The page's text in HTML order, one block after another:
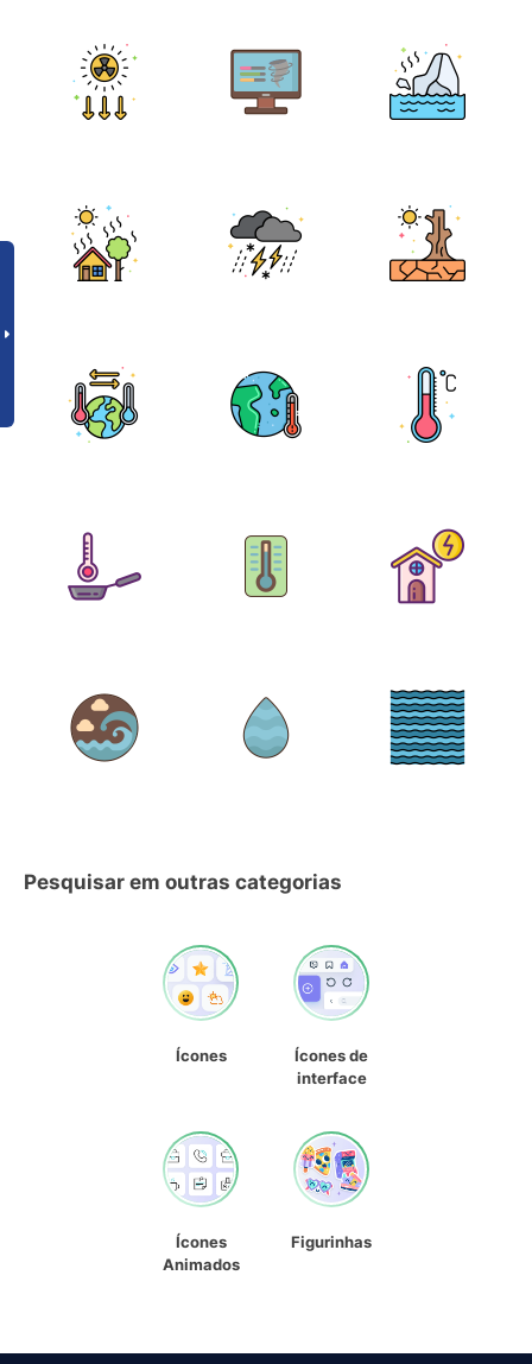
Pesquisar em outras categorias
Ícones
Ícones de
interface
Ícones
Animados
Figurinhas